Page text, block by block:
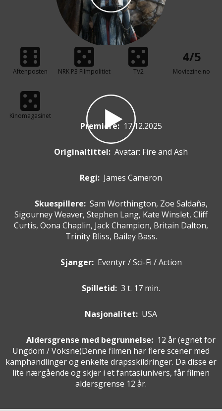
Aftenposten NRK P3 Filmpolitiet TV2
4/5
Moviezine.no
Kinomagasinet
Premiere: 17.12.2025
Originaltittel: Avatar: Fire and Ash
Regi: James Cameron
Skuespillere: Sam Worthington, Zoe Saldaña,
Sigourney Weaver, Stephen Lang, Kate Winslet, Cliff
Curtis, Oona Chaplin, Jack Champion, Britain Dalton,
Trinity Bliss, Bailey Bass.
Sjanger: Eventyr / Sci-Fi / Action
Spilletid: 3 t. 17 min.
Nasjonalitet: USA
Aldersgrense med begrunnelse: 12 år(egnet for
Ungdom / Voksne)Denne filmen har flere scener med
kamphandlinger og enkelte drapsskildringer. Da disse er
lite nærgående og skjer i et fantasiunivers, får filmen
aldersgrense 12 år.